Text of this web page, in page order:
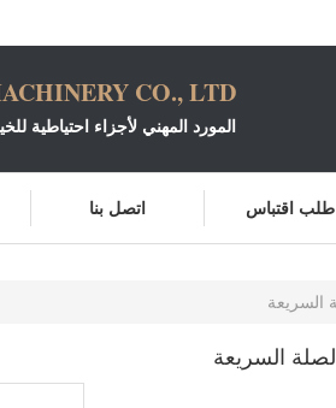
CO., LTD.
المورد المهني لأجزاء احتياطية
اتصل بنا طلب اقتباس